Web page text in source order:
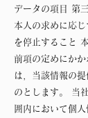
データの項目 第
本人の求めに応
を停止すること
前項の定めにか
は，当該情報の
のとします。 当
囲内において個